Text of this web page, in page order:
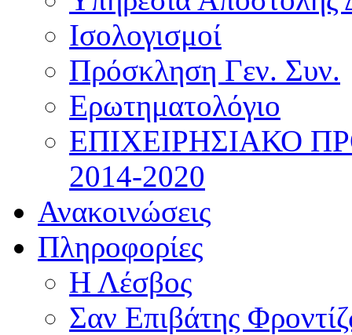
Ισολογισμοί
Πρόσκληση Γεν. Συν.
Ερωτηματολόγιο
ΕΠΙΧΕΙΡΗΣΙΑΚΟ
2014-2020
Ανακοινώσεις
Πληροφορίες
Η Λέσβος
Σαν Επιβάτης